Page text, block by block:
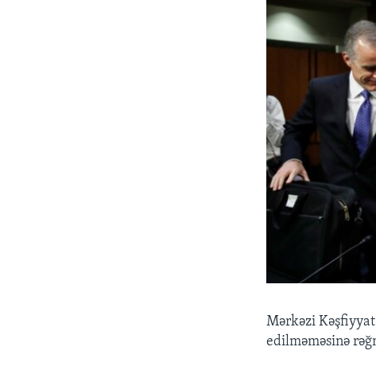
Mərkəzi
edilməməsinə